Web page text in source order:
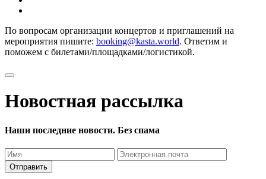
По вопросам организации концертов и приглашений на
мероприятия пишите: booking@kasta.world. Ответим и
поможем с билетами/площадками/логистикой.
Новостная рассылка
Наши последние новости. Без спама
Отправить